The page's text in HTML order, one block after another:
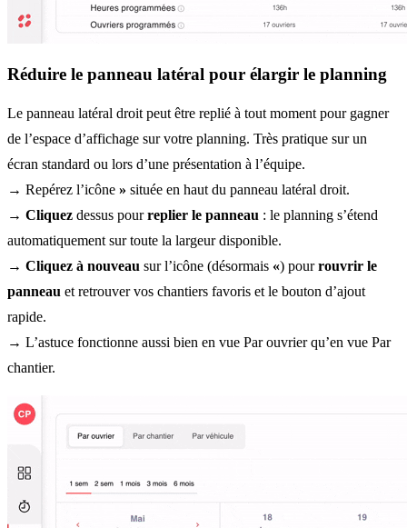
Réduire le panneau latéral pour élargir le planning
Le panneau latéral droit peut être replié à tout moment pour gagner
de l’espace d’affichage sur votre planning. Très pratique sur un
écran standard ou lors d’une présentation à l’équipe.
→ Repérez l’icône » située en haut du panneau latéral droit.
→ Cliquez dessus pourreplier le panneau : le planning s’étend
automatiquement sur toute la largeur disponible.
→ Cliquez à nouveau sur l’icône (désormais «) pourrouvrir le
panneau et retrouver vos chantiers favoris et le bouton d’ajout
rapide.
→ L’astuce fonctionne aussi bien en vue Par ouvrier qu’en vue Par
chantier.